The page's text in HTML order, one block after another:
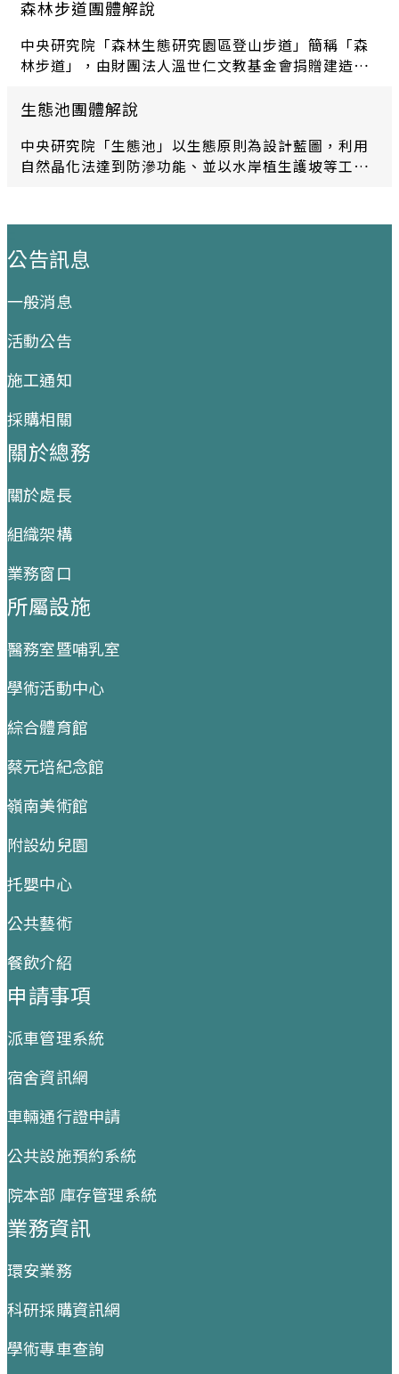
森林步道團體解說
中央研究院「森林生態研究園區登山步道」簡稱「森
林步道」，由財團法人溫世仁文教基金會捐贈建造。
館之山徑，全長約362公尺，最高海拔約65公尺。本
生態復育工作之覺醒。位於此區域之早期人工竹林，
經過生態志工們的努力耕耘，已漸漸回復自然的森林
生態池團體解說
中央研究院「生態池」以生態原則為設計藍圖，利用
自然晶化法達到防滲功能、並以水岸植生護坡等工
景觀。周邊的陸域環境，亦密植多樣化誘鳥、誘蟲的
原生植物，吸引各類生物進駐。白天不時可見蝴蝶於
花叢中穿梭飛舞，蜻蜓在水域上方盤旋追逐，紅冠水
雞攜家帶眷悠游於水域中。而隨著夜暮低垂，池畔傳
來陣陣蛙鳴，揭開夜曲的序幕。這個座落於臺灣最高
學術殿堂的溼地，以它旺盛的生命力，提醒人們在追
求科學極致發展的同時，也要感念與自然共存的可
貴。
公告訊息
一般消息
活動公告
施工通知
採購相關
關於總務
關於處長
組織架構
業務窗口
所屬設施
醫務室暨哺乳室
學術活動中心
綜合體育館
蔡元培紀念館
嶺南美術館
附設幼兒園
托嬰中心
公共藝術
餐飲介紹
申請事項
派車管理系統
宿舍資訊網
車輛通行證申請
公共設施預約系統
院本部 庫存管理系統
業務資訊
環安業務
科研採購資訊網
學術專車查詢